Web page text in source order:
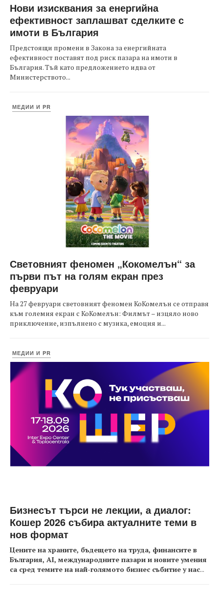
Нови изисквания за енергийна
ефективност заплашват сделките с
имоти в България
Предстоящи промени в Закона за енергийната
ефективност поставят под риск пазара на имоти в
България. Тъй като предложението идва от
Министерството...
МЕДИИ И PR
Световният феномен „Кокомелън“ за
първи път на голям екран през
февруари
На 27 февруари световният феномен КоКомелън се отправя
към големия екран с КоКомелън: Филмът – изцяло ново
приключение, изпълнено с музика, емоция и...
МЕДИИ И PR
Бизнесът търси не лекции, а диалог:
Кошер 2026 събира актуалните теми в
нов формат
Цените на храните, бъдещето на труда, финансите в
България, AI, международните пазари и новите умения
са сред темите на най-голямото бизнес събитие у нас...